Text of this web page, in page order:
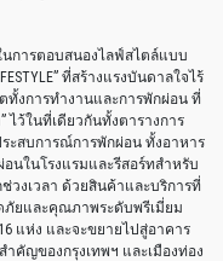
การตอบสนองไลฟ์สไตล์แบบ
ที่สร้างแรงบันดาลใจไร้
งการทำงานและการพักผ่อน ที่
”ไว้ในที่เดียวกันทั้งตารางการ
ะสบการณ์การพักผ่อน ทั้งอาหาร
นในโรงแรมและรีสอร์ทสำหรับ
วงเวลา ด้วยสินค้าและบริการที่
ยและคุณภาพระดับพรีเมี่ยม
16 แห่ง และจะขยายไปสู่อาคาร
ำคัญของกรุงเทพฯ และเมืองท่อง